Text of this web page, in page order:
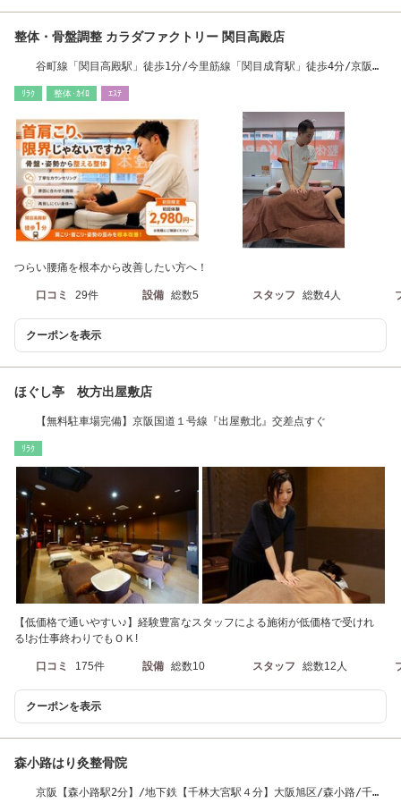
整体・骨盤調整 カラダファクトリー 関目高殿店
谷町線「関目高殿駅」徒歩1分/今里筋線「関目成育駅」徒歩4分/京阪
ﾘﾗｸ 整体･ｶｲﾛ ｴｽﾃ
つらい腰痛を根本から改善したい方へ！
口コミ 29件 設備 総数5 スタッフ 総数4人
クーポンを表示
ほぐし亭 枚方出屋敷店
【無料駐車場完備】京阪国道１号線『出屋敷北』交差点すぐ
ﾘﾗｸ
【低価格で通いやすい♪】経験豊富なスタッフによる施術が低価格で受けれ
る!お仕事終わりでもＯＫ!
口コミ 175件 設備 総数10 スタッフ 総数12人
クーポンを表示
森小路はり灸整骨院
京阪【森小路駅2分】/地下鉄【千林大宮駅４分】大阪旭区/森小路/千林